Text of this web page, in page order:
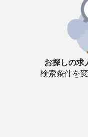
お探しの求
検索条件を